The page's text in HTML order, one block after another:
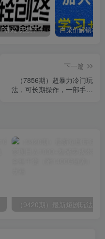
全网VIP课程 无损下载~
下一篇
（7856期）超暴力冷门玩
法，可长期操作，一部手机